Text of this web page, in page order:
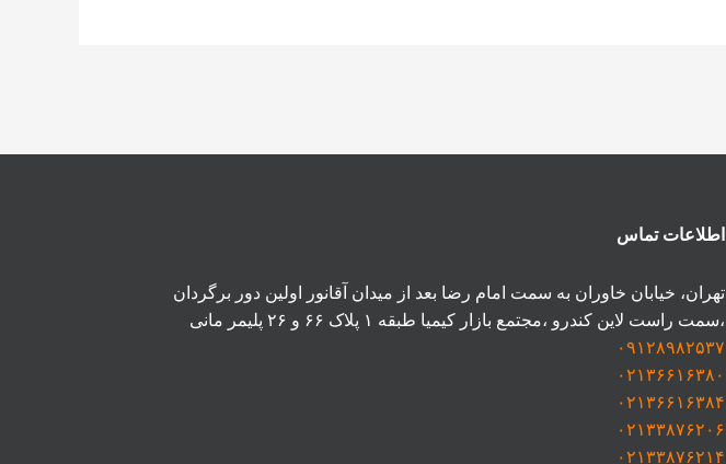
اطلاعات تماس
تهران، خیابان خاوران به سمت امام رضا بعد از میدان آقانور اولین دور برگردان
،سمت راست لاین کندرو ،مجتمع بازار کیمیا طبقه ۱ پلاک ۶۶ و ۲۶ پلیمر مانی
۰۹۱۲۸۹۸۲۵۳۷
۰۲۱۳۶۶۱۶۳۸۰
۰۲۱۳۶۶۱۶۳۸۴
۰۲۱۳۳۸۷۶۲۰۶
۰۲۱۳۳۸۷۶۲۱۴